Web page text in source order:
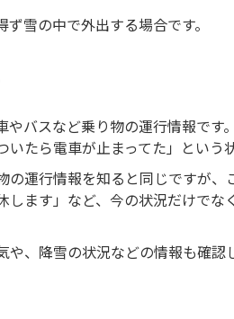
雪の中で外出する場合です。
やバスなど乗り物の運行情報で
いたら電車が止まってた」という
の運行情報を知ると同じですが
ます」など、今の状況だけでな
や、降雪の状況などの情報も確認